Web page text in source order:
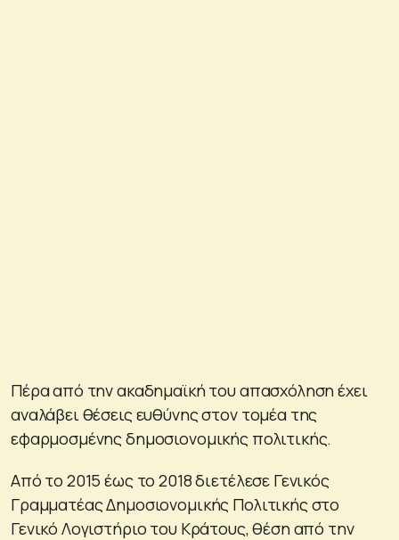
Πέρα από την ακαδημαϊκή του απασχόληση έχει
αναλάβει θέσεις ευθύνης στον τομέα της
εφαρμοσμένης δημοσιονομικής πολιτικής.
Από το 2015 έως το 2018 διετέλεσε Γενικός
Γραμματέας Δημοσιονομικής Πολιτικής στο
Γενικό Λογιστήριο του Κράτους, θέση από την